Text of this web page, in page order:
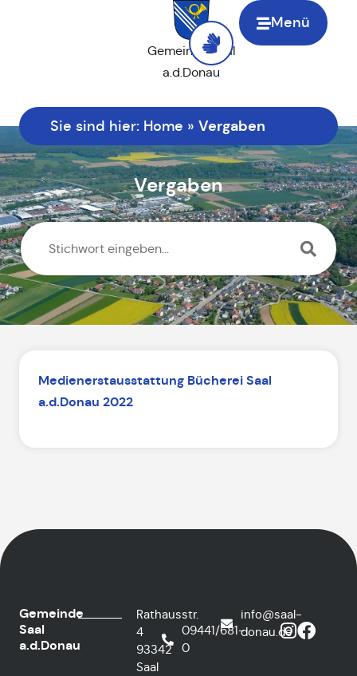
Menü
Gemeinde Saal
a.d.Donau
Sie sind hier: Home » Vergaben
Vergaben
Medienerstausstattung Bücherei Saal
a.d.Donau 2022
Gemeinde
Saal
a.d.Donau
Rathausstr.
4
93342
Saal
09441/681-
0
info@saal-
donau.de